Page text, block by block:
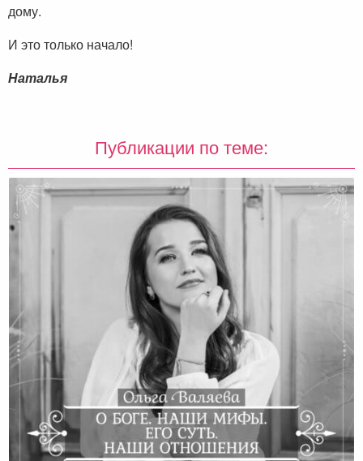
дому.
И это только начало!
Наталья
Публикации по теме: